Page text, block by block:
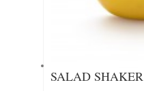
SALAD SHAKER